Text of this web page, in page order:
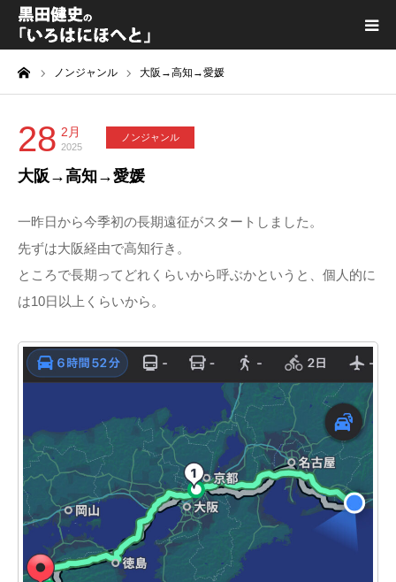
ノンジャンル 大阪→高知→愛媛
28 2月
2025
ノンジャンル
大阪→高知→愛媛
一昨日から今季初の長期遠征がスタートしました。
先ずは大阪経由で高知行き。
ところで長期ってどれくらいから呼ぶかというと、個人的に
は10日以上くらいから。
黒田健史プロフィール
カテゴリ一覧
喫茶KURODA
YouTube｜Kuro channel
メディア出演